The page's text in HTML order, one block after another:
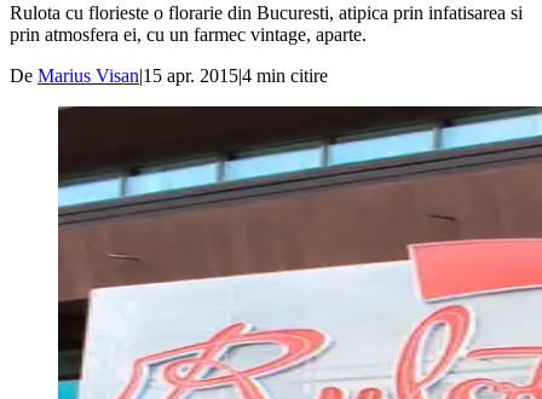
Rulota cu florieste o florarie din Bucuresti, atipica prin infatisarea si
prin atmosfera ei, cu un farmec vintage, aparte.
De Marius Visan|15 apr. 2015|4 min citire